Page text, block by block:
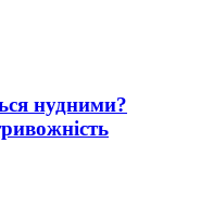
нудними?